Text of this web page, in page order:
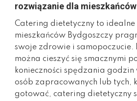
rozwiązanie dla
Catering dietetyczny to
mieszkańców Bydgoszczy
swoje zdrowie i samopoczucie.
można cieszyć się smacznymi
konieczności spędzania godzin
osób zapracowanych lub tych,
gotować, catering dietetyczny